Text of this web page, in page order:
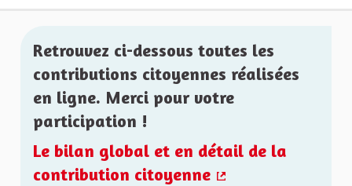
Retrouvez ci-dessous toutes les
contributions citoyennes réalisées
en ligne. Merci pour votre
participation !
Le bilan global et en détail de la
contribution citoyenne